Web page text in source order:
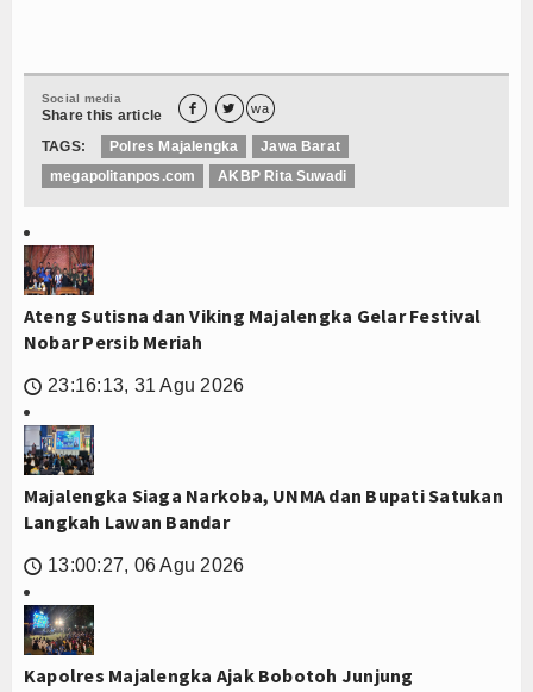
Social media
Share this article   wa
TAGS: Polres Majalengka
Jawa Barat
megapolitanpos.com
AKBP Rita Suwadi
Ateng Sutisna dan Viking Majalengka Gelar Festival
Nobar Persib Meriah
🕔 23:16:13, 31 Agu 2026
Majalengka Siaga Narkoba, UNMA dan Bupati Satukan
Langkah Lawan Bandar
🕔 13:00:27, 06 Agu 2026
Kapolres Majalengka Ajak Bobotoh Junjung